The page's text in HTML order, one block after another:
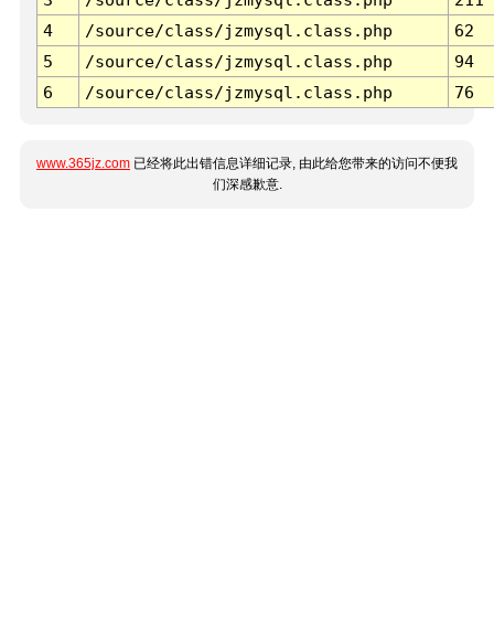
4
/source/class/jzmysql.class.php
62
5
/source/class/jzmysql.class.php
94
6
/source/class/jzmysql.class.php 76
www.365jz.com 已经将此出错信息详细记录, 由此给您带来的访问不便我
们深感歉意.